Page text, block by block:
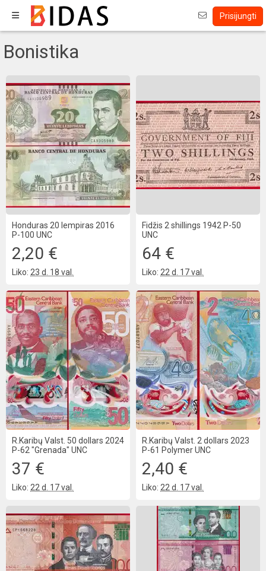
Prisijungti
Bonistika
Honduras 20 lempiras 2016
P-100 UNC
2,20 €
Liko: 23 d. 18 val.
Fidžis 2 shillings 1942 P-50
UNC
64 €
Liko: 22 d. 17 val.
R.Karibų Valst. 50 dollars 2024
P-62 "Grenada" UNC
37 €
Liko: 22 d. 17 val.
R.Karibų Valst. 2 dollars 2023
P-61 Polymer UNC
2,40 €
Liko: 22 d. 17 val.